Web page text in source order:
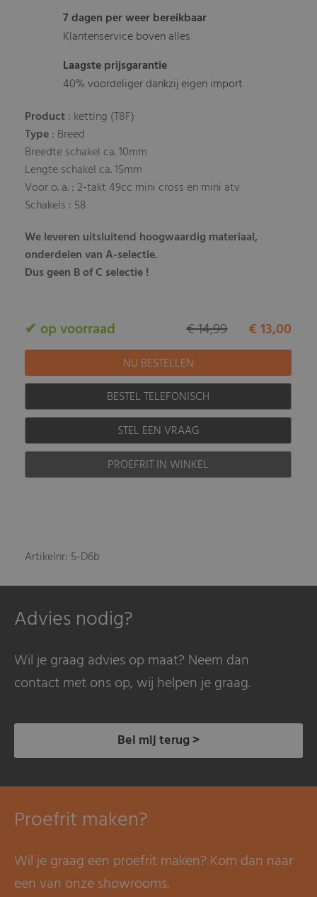
7 dagen per weer bereikbaar
Klantenservice boven alles
Laagste prijsgarantie
40% voordeliger dankzij eigen import
Product: ketting (T8F)
Type: Breed
Breedte schakel ca. 10mm
Lengte schakel ca. 15mm
Voor o. a. : 2-takt 49cc mini cross en mini atv
Schakels : 58
We leveren uitsluitend hoogwaardig materiaal,
onderdelen van A-selectie.
Dus geen B of C selectie !
✔ op voorraad € 13,00
€ 14,99
BESTEL TELEFONISCH
STEL EEN VRAAG
PROEFRIT IN WINKEL
Artikelnr: 5-D6b
Advies nodig?
Wil je graag advies op maat? Neem dan
contact met ons op, wij helpen je graag.
Bel mij terug >
Proefrit maken?
Wil je graag een proefrit maken? Kom dan naar
een van onze showrooms.